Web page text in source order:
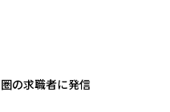
の求職者に発信